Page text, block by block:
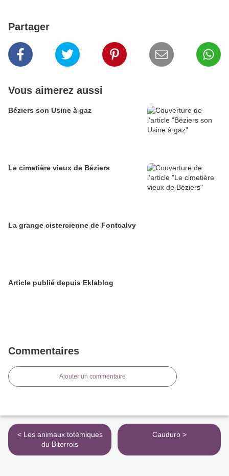
Partager
Vous aimerez aussi
Béziers son Usine à gaz
Le cimetière vieux de Béziers
La grange cistercienne de Fontcalvy
Article publié depuis Eklablog
Commentaires
Ajouter un commentaire
< Les animaux totémiques
du Biterrois
Cauduro >